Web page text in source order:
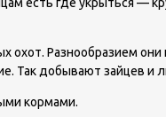
Разнообразием
Так добывают зайцев и
кормами.